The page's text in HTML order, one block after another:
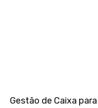
Gestão de Caixa